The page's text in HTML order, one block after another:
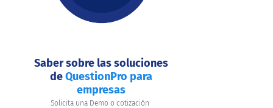
Saber sobre las soluciones
deQuestionPro para
empresas
Solicita una Demo o cotización